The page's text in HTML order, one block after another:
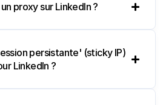
proxy sur LinkedIn ?
persistante' (sticky IP)
LinkedIn ?